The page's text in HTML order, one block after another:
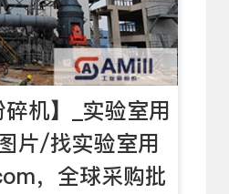
碎机】_实验室用
片/找实验室用
，全球采购批